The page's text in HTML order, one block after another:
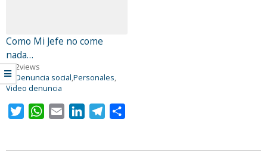
Como Mi Jefe no come
nada…
2views
Denuncia social,Personales,
Video denuncia
TwitterWhatsApp
Email LinkedInTelegram